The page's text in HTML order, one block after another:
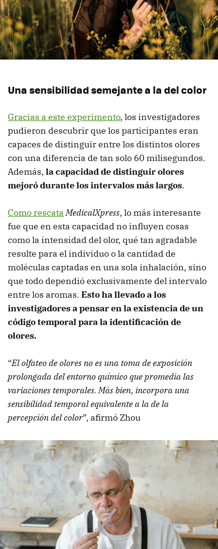
Una sensibilidad semejante a la del color
Gracias a este experimento, los investigadores
pudieron descubrir que los participantes eran
capaces de distinguir entre los distintos olores
con una diferencia de tan solo 60 milisegundos.
Además, la capacidad de distinguir olores
mejoró durante los intervalos más largos.
Como rescata MedicalXpress, lo más interesante
fue que en esta capacidad no influyen cosas
como la intensidad del olor, qué tan agradable
resulte para el individuo o la cantidad de
moléculas captadas en una sola inhalación, sino
que todo dependió exclusivamente del intervalo
entre los aromas. Esto ha llevado a los
investigadores a pensar en la existencia de un
código temporal para la identificación de
olores.
“El olfateo de olores no es una toma de exposición
prolongada del entorno químico que promedia las
variaciones temporales. Más bien, incorpora una
sensibilidad temporal equivalente a la de la
percepción del color”, afirmó Zhou